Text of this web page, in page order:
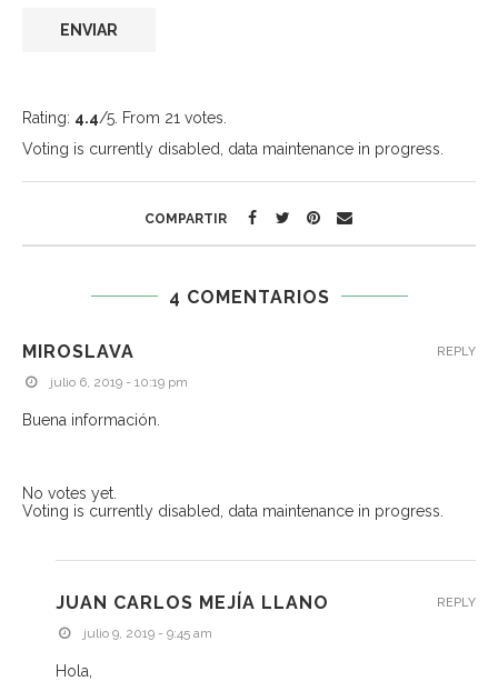
Rating: 4.4/5. From 21 votes.
Voting is currently disabled, data maintenance in progress.
COMPARTIR
4 COMENTARIOS
MIROSLAVA
julio 6, 2019 - 10:19 pm
Buena información.
No votes yet.
Voting is currently disabled, data maintenance in progress.
REPLY
JUAN CARLOS MEJÍA LLANO
julio 9, 2019 - 9:45 am
Hola,
REPLY